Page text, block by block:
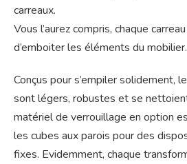
carreaux.
Vous l’aurez compris, chaque
d’emboiter les éléments du mobilier.
Conçus pour s’empiler solidement,
sont légers, robustes et se
matériel de verrouillage en option
les cubes aux parois pour des
fixes. Evidemment, chaque